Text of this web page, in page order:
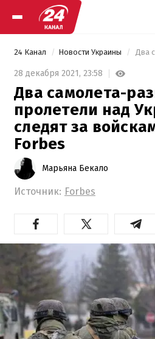
24 Канал Новости Украины
28 декабря 2021, 23:58
Два самолета-
пролетели над
следят за
Forbes
Марьяна Бекало
Источник: Forbes